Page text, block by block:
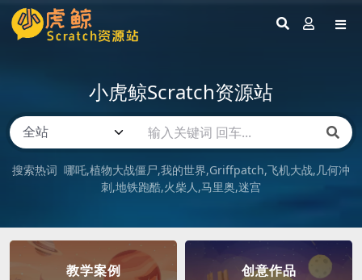
小虎鲸Scratch资源站
搜索热词 哪吒 植物大战僵尸 我的世界 Griffpatch 飞机大战 几何冲
刺 地铁跑酷 火柴人 马里奥 迷宫
教学案例 创意作品